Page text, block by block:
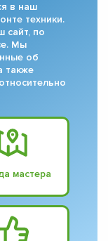
в наш
техники.
сайт, по
Мы
об
также
мастера